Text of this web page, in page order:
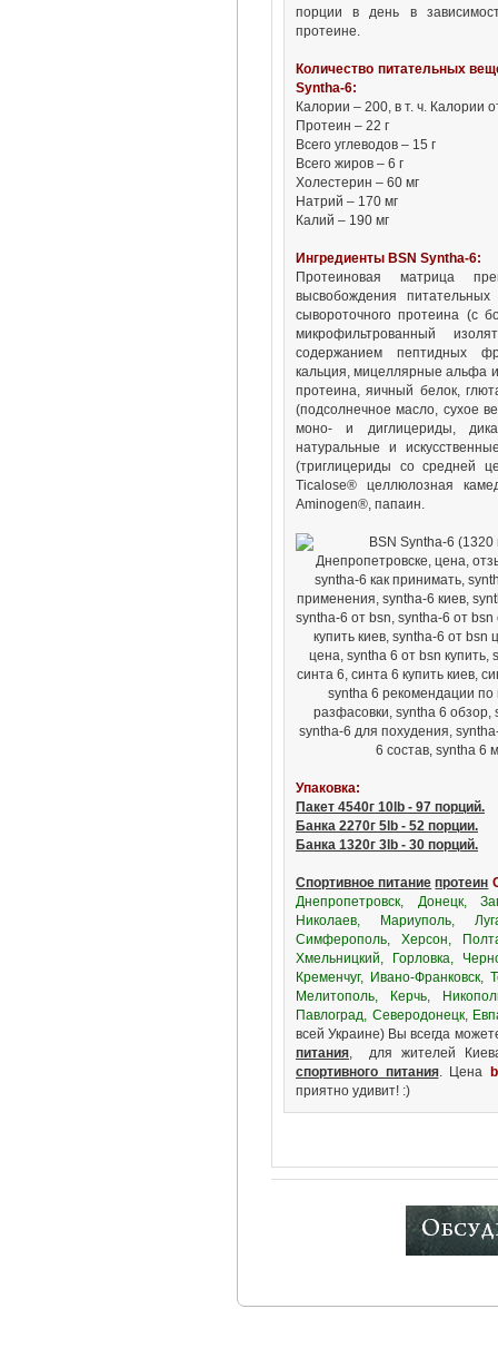
порции в день в
протеине.
Количество питательных
Syntha-6:
Калории – 200, в т. ч. Калории
Протеин – 22 г
Всего углеводов – 15 г
Всего жиров – 6 г
Холестерин – 60 мг
Натрий – 170 мг
Калий – 190 мг
Ингредиенты BSN Syntha-6:
Протеиновая матрица
высвобождения питательных
сывороточного протеина (с
микрофильтрованный
содержанием пептидных
кальция, мицеллярные альфа
протеина, яичный белок,
(подсолнечное масло, сухое
моно- и диглицериды,
натуральные и
(триглицериды со средней
Ticalose® целлюлозная
Aminogen®, папаин.
Упаковка:
Пакет 4540г 10lb - 97 порций.
Банка 2270г 5lb - 52 порции.
Банка 1320г 3lb - 30 порций.
Спортивное питание протеин
Днепропетровск, Донецк,
Николаев, Мариуполь,
Симферополь, Херсон,
Хмельницкий, Горловка,
Кременчуг, Ивано-Франковск,
Мелитополь, Керчь,
Павлоград, Северодонецк,
всей Украине) Вы всегда
питания, для жителей
спортивного питания. Цена
приятно удивит! :)